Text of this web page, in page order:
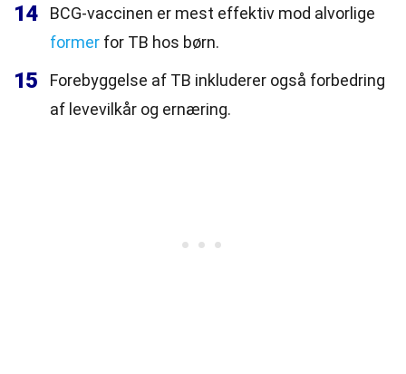
14
BCG-vaccinen er mest effektiv mod alvorlige
former for TB hos børn.
15
Forebyggelse af TB inkluderer også forbedring
af levevilkår og ernæring.